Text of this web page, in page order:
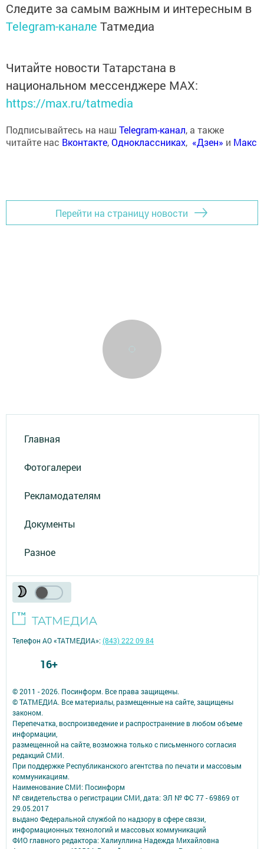
Следите за самым важным и интересным в
Telegram-канале Татмедиа
Читайте новости Татарстана в
национальном мессенджере MАХ:
https://max.ru/tatmedia
Подписывайтесь на наш Telegram-канал, а также
читайте нас Вконтакте,Одноклассниках, «Дзен» и Макс
Перейти на страницу новости
Главная
Фотогалереи
Рекламодателям
Документы
Разное
© 2011 - 2026. Посинформ. Все права защищены.
© ТАТМЕДИА. Все материалы, размещенные на сайте, защищены
законом.
Перепечатка, воспроизведение и распространение в любом объеме
информации,
размещенной на сайте, возможна только с письменного согласия
редакций СМИ.
При поддержке Республиканского агентства по печати и массовым
коммуникациям.
Наименование СМИ: Посинформ
№ свидетельства о регистрации СМИ, дата: ЭЛ № ФС 77 - 69869 от
29.05.2017
выдано Федеральной службой по надзору в сфере связи,
информационных технологий и массовых коммуникаций
ФИО главного редактора: Халиуллина Надежда Михайловна
Телефон АО «ТАТМЕДИА»:(843) 222 09 84
16+